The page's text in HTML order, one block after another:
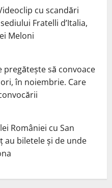
cu scandări
Fratelli d’Italia,
Meloni
pregăteşte să convoace
ori, în noiembrie. Care
României cu San
au biletele și de unde